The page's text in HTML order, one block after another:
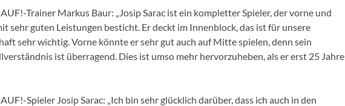
Trainer Markus Baur: „Josip Sarac ist ein kompletter Spieler, der vorne und
sehr guten Leistungen besticht. Er deckt im Innenblock, das ist für unsere
sehr wichtig. Vorne könnte er sehr gut auch auf Mitte spielen, denn sein
ist überragend. Dies ist umso mehr hervorzuheben, als er erst 25 Jahre
Spieler Josip Sarac: „Ich bin sehr glücklich darüber, dass ich auch in den